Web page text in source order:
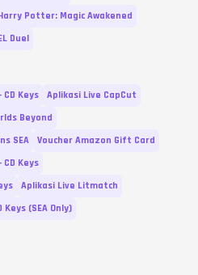
Potter: Magic Awakened
Duel
CD Keys
Aplikasi Live CapCut
Beyond
SEA
Voucher Amazon Gift Card
Keys
Aplikasi Live Litmatch
(SEA Only)